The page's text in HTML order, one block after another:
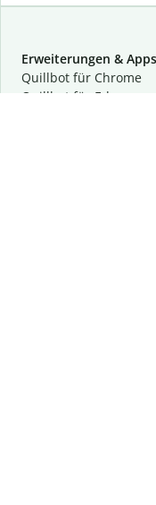
Erweiterungen & Apps
Quillbot für Chrome
Quillbot für Edge